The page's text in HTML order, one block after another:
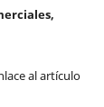
al artículo